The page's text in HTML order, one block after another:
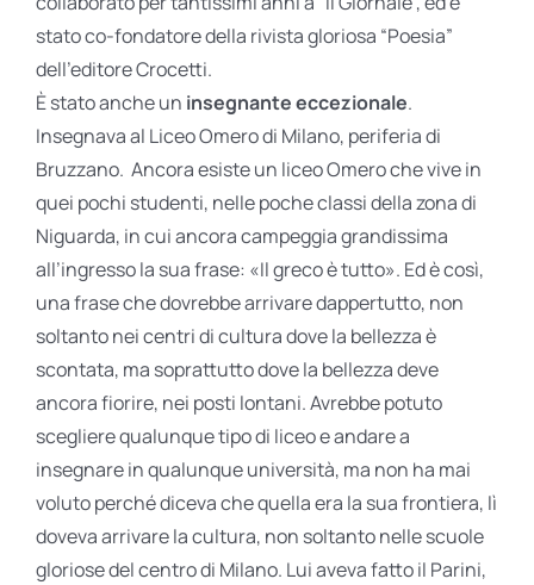
stato co-fondatore della rivista gloriosa “Poesia”
dell’editore Crocetti.
È stato anche un insegnante eccezionale.
Insegnava al Liceo Omero di Milano, periferia di
Bruzzano. Ancora esiste un liceo Omero che vive in
quei pochi studenti, nelle poche classi della zona di
Niguarda, in cui ancora campeggia grandissima
all’ingresso la sua frase: «Il greco è tutto». Ed è così,
una frase che dovrebbe arrivare dappertutto, non
soltanto nei centri di cultura dove la bellezza è
scontata, ma soprattutto dove la bellezza deve
ancora fiorire, nei posti lontani. Avrebbe potuto
scegliere qualunque tipo di liceo e andare a
insegnare in qualunque università, ma non ha mai
voluto perché diceva che quella era la sua frontiera, lì
doveva arrivare la cultura, non soltanto nelle scuole
gloriose del centro di Milano. Lui aveva fatto il Parini,